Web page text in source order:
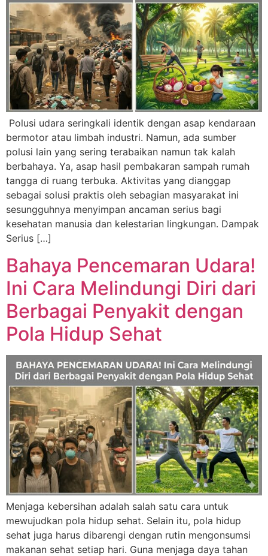
Polusi udara seringkali identik dengan asap kendaraan
bermotor atau limbah industri. Namun, ada sumber
polusi lain yang sering terabaikan namun tak kalah
berbahaya. Ya, asap hasil pembakaran sampah rumah
tangga di ruang terbuka. Aktivitas yang dianggap
sebagai solusi praktis oleh sebagian masyarakat ini
sesungguhnya menyimpan ancaman serius bagi
kesehatan manusia dan kelestarian lingkungan. Dampak
Serius […]
Bahaya Pencemaran Udara!
Ini Cara Melindungi Diri dari
Berbagai Penyakit dengan
Pola Hidup Sehat
Menjaga kebersihan adalah salah satu cara untuk
mewujudkan pola hidup sehat. Selain itu, pola hidup
sehat juga harus dibarengi dengan rutin mengonsumsi
makanan sehat setiap hari. Guna menjaga daya tahan